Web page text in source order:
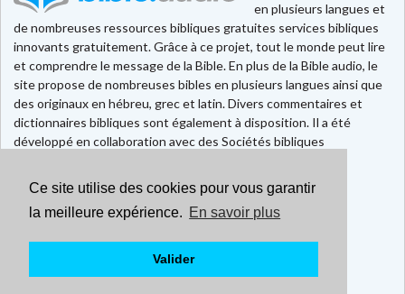
Ce site utilise des cookies pour vous garantir
la meilleure expérience. En savoir plus
Valider
en plusieurs langues et
de nombreuses ressources bibliques gratuites services bibliques
innovants gratuitement. Grâce à ce projet, tout le monde peut lire
et comprendre le message de la Bible. En plus de la Bible audio, le
site propose de nombreuses bibles en plusieurs langues ainsi que
des originaux en hébreu, grec et latin. Divers commentaires et
dictionnaires bibliques sont également à disposition. Il a été
développé en collaboration avec des Sociétés bibliques
Faire un don
Contact